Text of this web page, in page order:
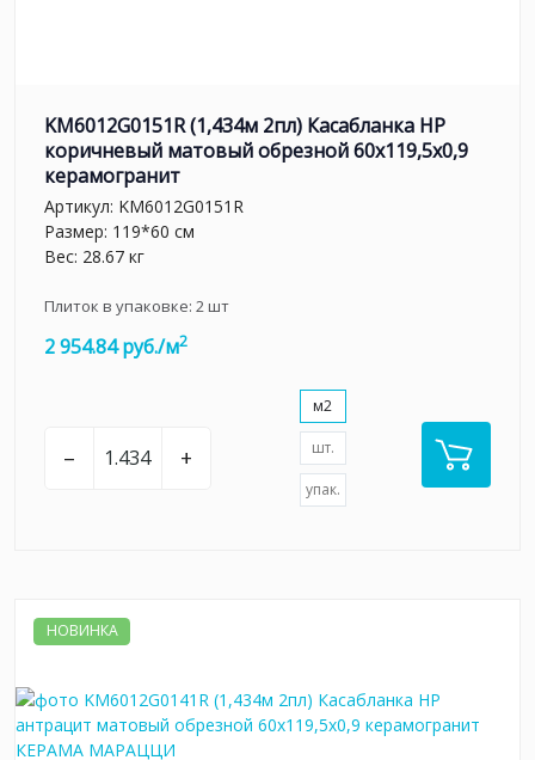
KM6012G0151R (1,434м 2пл) Касабланка HP
коричневый матовый обрезной 60x119,5x0,9
керамогранит
Артикул: KM6012G0151R
Размер: 119*60 см
Вес: 28.67 кг
Плиток в упаковке: 2шт
2 954.84 руб./м2
– +
м2
шт.
упак.
НОВИНКА